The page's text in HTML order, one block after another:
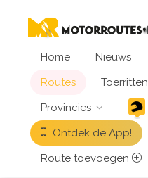
Home
Nieuws
Routes
Toerritten
Provincies
Ontdek de App!
Route toevoegen